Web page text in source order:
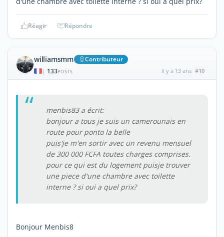
Réagir Répondre
williamsmm Contributeur
| 133POSTS il y a 13 ans #10
menbis83 a écrit:
bonjour a tous je suis un camerounais en
route pour ponto la belle
puis'je m'en sortir avec un revenu mensuel
de 300 000 FCFA toutes charges comprises.
pour ce qui est du logement puisje trouver
une piece d'une chambre avec toilette
interne ? si oui a quel prix?
Bonjour Menbis8